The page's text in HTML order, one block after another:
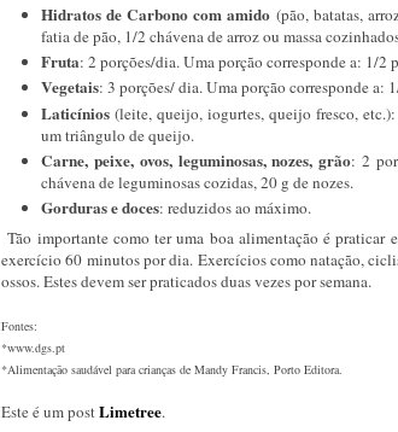
Hidratos de Carbono com amido (pão, batatas,
fatia de pão, 1/2 chávena de arroz ou massa
Fruta: 2 porções/dia. Uma porção corresponde a: 1/2
Vegetais: 3 porções/ dia. Uma porção corresponde a:
Laticínios (leite, queijo, iogurtes, queijo fresco,
um triângulo de queijo.
Carne, peixe, ovos, leguminosas, nozes, grão: 2
chávena de leguminosas cozidas, 20 g de nozes.
Gorduras e doces: reduzidos ao máximo.
Tão importante como ter uma boa alimentação é praticar
exercício 60 minutos por dia. Exercícios como natação,
ossos. Estes devem ser praticados duas vezes por semana.
Fontes:
*www.dgs.pt
*Alimentação saudável para crianças de Mandy Francis, Porto Editora.
Este é um postLimetree.